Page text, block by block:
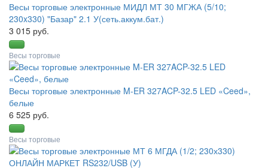
Весы торговые электронные МИДЛ МТ 30 МГЖА (5/10;
230x330) "Базар" 2.1 У(сеть.аккум.бат.)
3 015 руб.
Весы торговые
Весы торговые электронные M-ER 327ACP-32.5 LED «Ceed»,
белые
6 525 руб.
Весы торговые